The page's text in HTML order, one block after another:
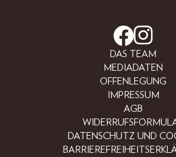
DAS TEAM
MEDIADATEN
OFFENLEGUNG
IMPRESSUM
AGB
DATENSCHUTZ UND